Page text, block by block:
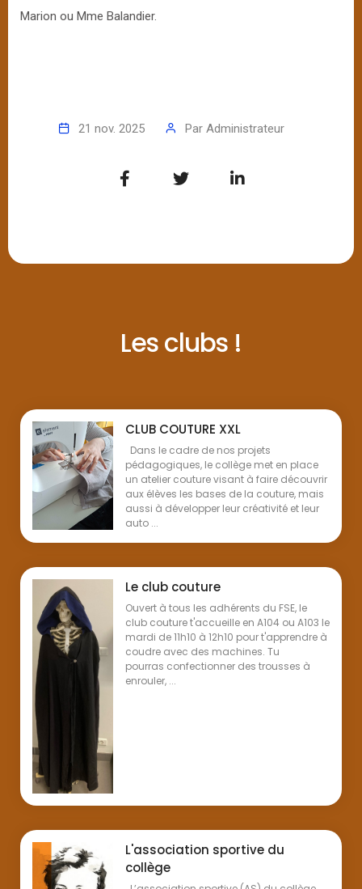
Marion ou Mme Balandier.
21 nov. 2025 Par Administrateur
Les clubs !
CLUB COUTURE XXL
Dans le cadre de nos projets
pédagogiques, le collège met en place
un atelier couture visant à faire découvrir
aux élèves les bases de la couture, mais
aussi à développer leur créativité et leur
auto ...
Le club couture
Ouvert à tous les adhérents du FSE, le
club couture t'accueille en A104 ou A103 le
mardi de 11h10 à 12h10 pour t'apprendre à
coudre avec des machines. Tu
pourras confectionner des trousses à
enrouler, ...
L'association sportive du
collège